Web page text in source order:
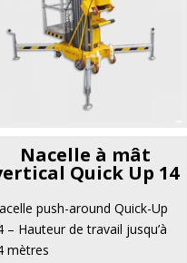
Nacelle à mât
Quick Up 14
push-around Quick-Up
– Hauteur de travail jusqu’à
mètres